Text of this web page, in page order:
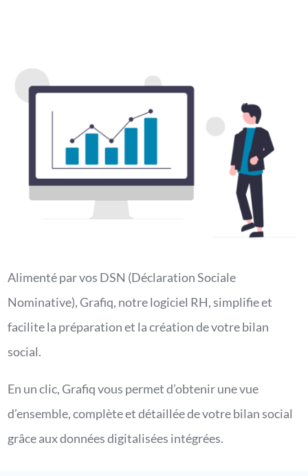
Alimenté par vos DSN (Déclaration Sociale
Nominative), Grafiq, notre logiciel RH, simplifie et
facilite la préparation et la création de votre bilan
social.
En un clic, Grafiq vous permet d’obtenir une vue
d’ensemble, complète et détaillée de votre bilan social
grâce aux données digitalisées intégrées.